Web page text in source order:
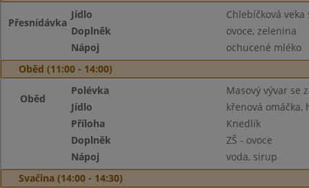
Přesnídávka
Jídlo
Chlebíčková
Doplněk
ovoce, zelenina
Nápoj
ochucené mléko
Oběd (11:00 - 14:00)
Oběd
Polévka
Masový vývar se
Jídlo
křenová omáčka,
Příloha
Knedlík
Doplněk
ZŠ - ovoce
Nápoj
voda, sirup
Svačina (14:00 - 14:30)